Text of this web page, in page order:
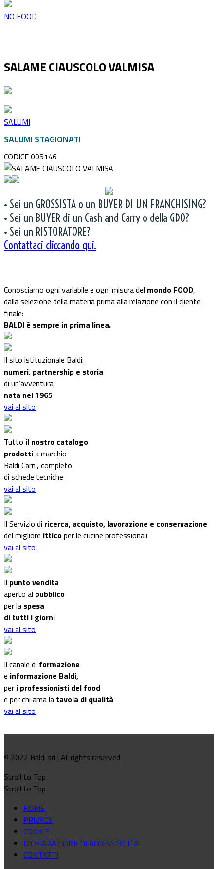
NO FOOD
SALAME CIAUSCOLO VALMISA
SALUMI
SALUMI STAGIONATI
CODICE 005146
• Sei un GROSSISTA o un BUYER DI UN FRANCHISING?
• Sei un BUYER di un Cash and Carry o della GDO?
• Sei un RISTORATORE?
Contattaci cliccando qui.
Conosciamo ogni variabile e ogni misura del mondo FOOD,
dalla selezione della materia prima alla relazione con il cliente
finale:
BALDI è sempre in prima linea.
Il sito istituzionale Baldi:
numeri, partnership e storia
di un’avventura
nata nel 1965
vai al sito
Tutto il nostro catalogo
prodottia marchio
Baldi Carni, completo
di schede tecniche
vai al sito
Il Servizio di ricerca, acquisto, lavorazione e conservazione
del migliore itticoper le cucine professionali
vai al sito
Il punto vendita
aperto al pubblico
per la spesa
di tutti i giorni
vai al sito
Il canale di formazione
e informazione Baldi,
per i professionisti del food
e per chi ama la tavola di qualità
vai al sito
© 2022 Baldi srl | All rights reserved
Scroll to Top
Scroll to Top
HOME
PRIVACY
COOKIE
DICHIARAZIONE DI ACCESSIBILITA'
CONTATTI